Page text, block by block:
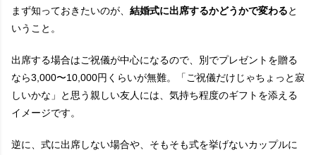
まず知っておきたいのが、 結婚式に出席するかどうかで変わると
いうこと。
出席する場合はご祝儀が中心になるので、別でプレゼントを贈る
なら3,000〜10,000円くらいが無難。「ご祝儀だけじゃちょっと寂
しいかな」と思う親しい友人には、気持ち程度のギフトを添える
イメージです。
逆に、式に出席しない場合や、そもそも式を挙げないカップルに